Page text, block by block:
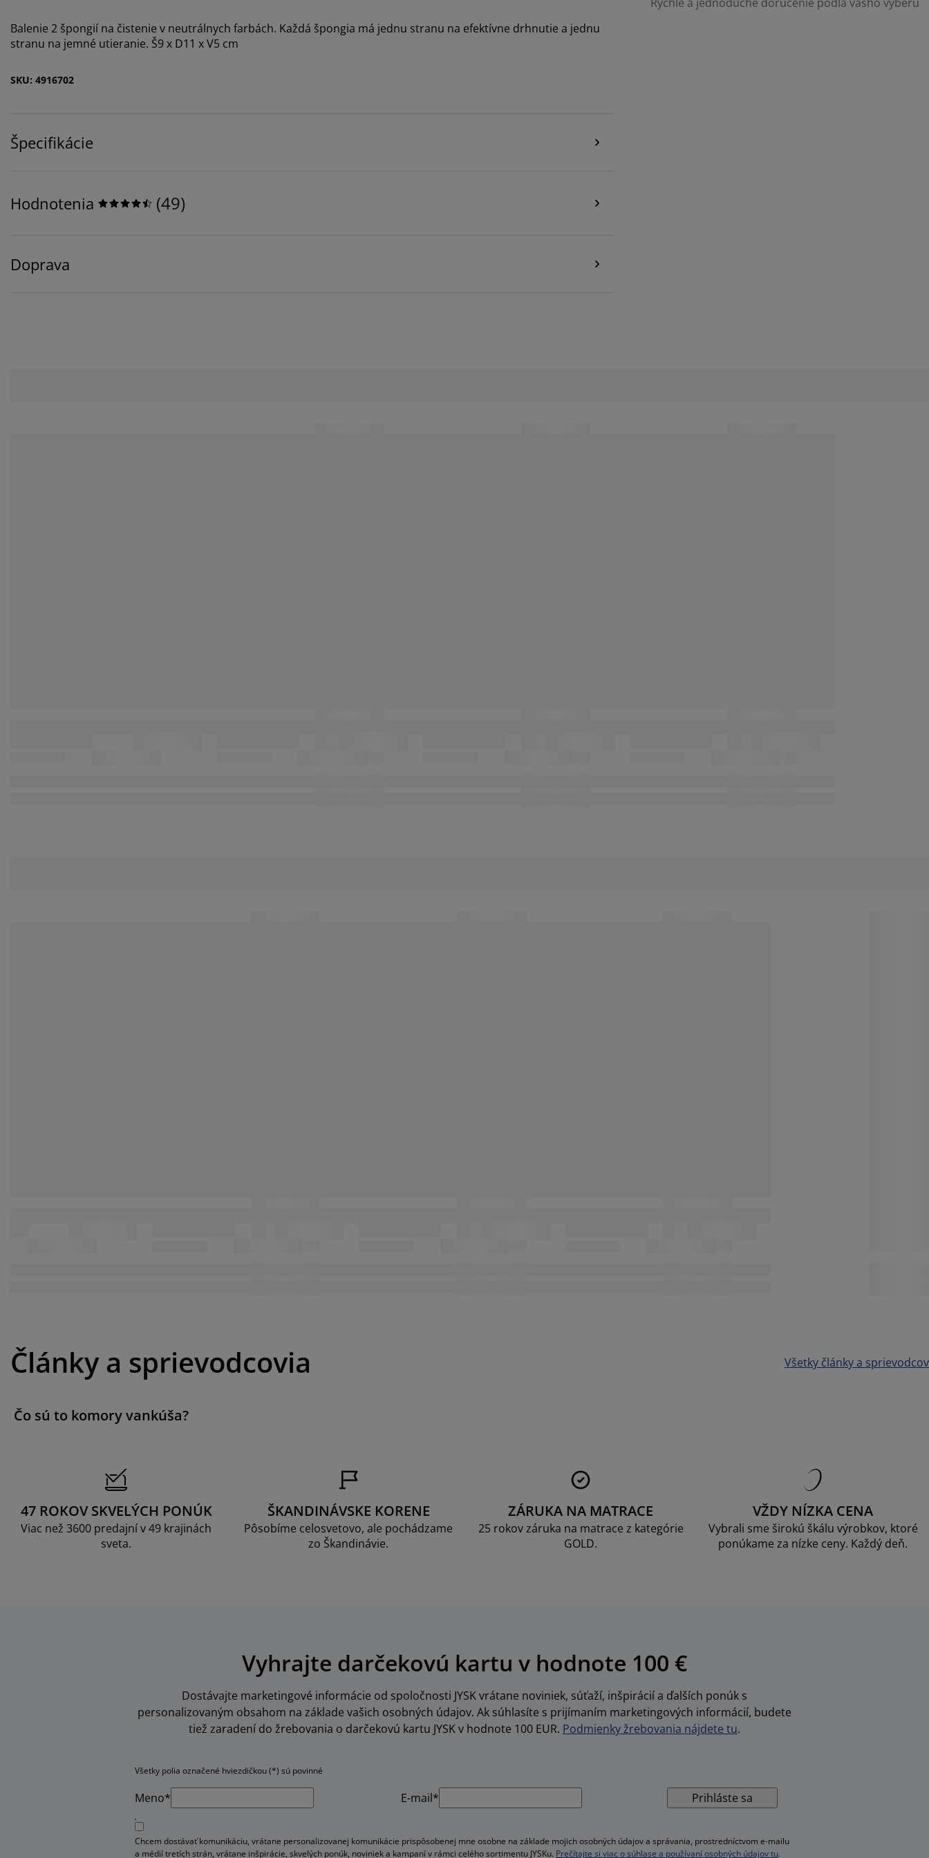
Balenie 2 špongií na čistenie v neutrálnych farbách. Každá špongia má jednu stranu na efektívne drhnutie a jednu
stranu na jemné utieranie. Š9 x D11 x V5 cm
SKU: 4916702
Špecifikácie
Hodnotenia (49)
Doprava
Články a sprievodcovia Všetky články a
Čo sú to komory vankúša?
47 ROKOV SKVELÝCH PONÚK
Viac než 3600 predajní v 49 krajinách
sveta.
ŠKANDINÁVSKE KORENE
Pôsobíme celosvetovo, ale pochádzame
zo Škandinávie.
ZÁRUKA NA MATRACE
25 rokov záruka na matrace z kategórie
GOLD.
VŽDY NÍZKA CENA
Vybrali sme širokú škálu výrobkov, ktoré
ponúkame za nízke ceny. Každý deň.
Vyhrajte darčekovú kartu v hodnote 100 €
Dostávajte marketingové informácie od spoločnosti JYSK vrátane noviniek, súťaží, inšpirácií a ďalších ponúk s
personalizovaným obsahom na základe vašich osobných údajov. Ak súhlasíte s prijímaním marketingových informácií, budete
tiež zaradení do žrebovania o darčekovú kartu JYSK v hodnote 100 EUR. Podmienky žrebovania nájdete tu.
Všetky polia označené hviezdičkou (*) sú povinné
Meno* E-mail* Prihláste sa
Chcem dostávať komunikáciu, vrátane personalizovanej komunikácie prispôsobenej mne osobne na základe mojich osobných údajov a správania, prostredníctvom e-mailu
a médií tretích strán, vrátane inšpirácie, skvelých ponúk, noviniek a kampaní v rámci celého sortimentu JYSKu. Prečítajte si viac o súhlase a používaní osobných údajov tu.